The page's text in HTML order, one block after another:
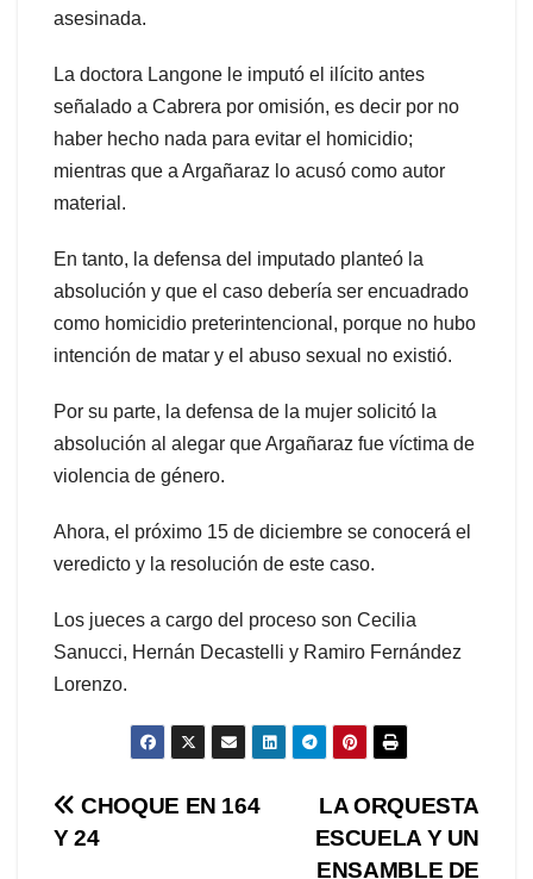
asesinada.
La doctora Langone le imputó el ilícito antes
señalado a Cabrera por omisión, es decir por no
haber hecho nada para evitar el homicidio;
mientras que a Argañaraz lo acusó como autor
material.
En tanto, la defensa del imputado planteó la
absolución y que el caso debería ser encuadrado
como homicidio preterintencional, porque no hubo
intención de matar y el abuso sexual no existió.
Por su parte, la defensa de la mujer solicitó la
absolución al alegar que Argañaraz fue víctima de
violencia de género.
Ahora, el próximo 15 de diciembre se conocerá el
veredicto y la resolución de este caso.
Los jueces a cargo del proceso son Cecilia
Sanucci, Hernán Decastelli y Ramiro Fernández
Lorenzo.
Navegación
LA ORQUESTA
ESCUELA Y UN
ENSAMBLE DE
CHOQUE EN 164
Y 24